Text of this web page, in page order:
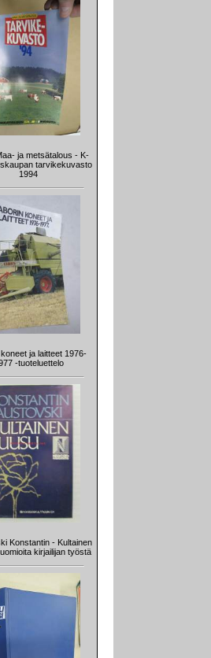
ja metsätalous - K-
tarvikekuvasto
1994
koneet ja laitteet 1976-
-tuoteluettelo
Konstantin - Kultainen
kirjailijan työstä